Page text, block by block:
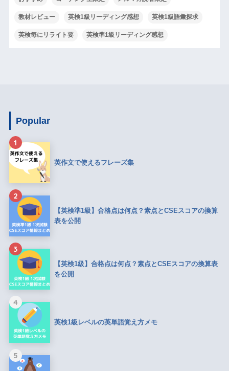
教材レビュー 英検1級リーディング感想 英検1級語彙探求
英検毎にリライト要 英検準1級リーディング感想
Popular
1
英作文で使えるフレーズ集
2
【英検準1級】合格点は何点？素点とCSEスコアの換算
表を公開
3
【英検1級】合格点は何点？素点とCSEスコアの換算表
を公開
4
英検1級レベルの英単語覚え方メモ
5